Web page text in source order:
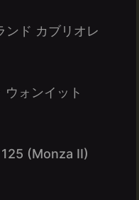
ンド カブリオレ
ォンイット
(Monza II)